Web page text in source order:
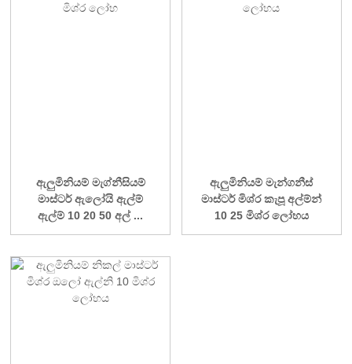
ඇලුමිනියම් මැග්නීසියම්
මාස්ටර් ඇලෝයි ඇල්ම්
ඇල්ම් 10 20 50 අල් ...
ඇලුමිනියම් මැන්ගනීස්
මාස්ටර් මිශ්ර කැපූ අල්ම්න්
10 25 මිශ්ර ලෝහය